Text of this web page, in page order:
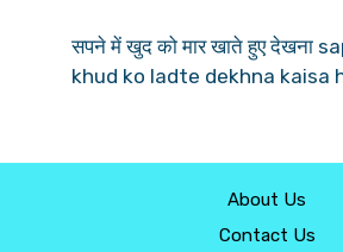
सपने में खुद को मार खाते हुए देखना
khud ko ladte dekhna kaisa
About Us
Contact Us